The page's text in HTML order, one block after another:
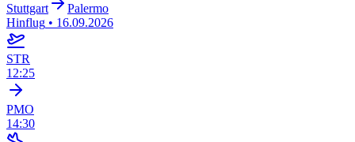
Stuttgart
Palermo
Hinflug • 16.09.2026
STR
12:25
PMO
14:30